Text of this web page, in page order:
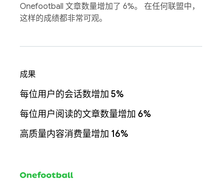
Onefootball 文章数量增加了 6%。 在任何联盟中，
这样的成绩都非常可观。
成果
每位用户的会话数增加 5%
每位用户阅读的文章数量增加 6%
高质量内容消费量增加 16%